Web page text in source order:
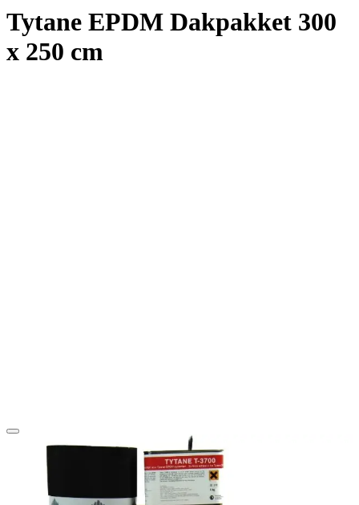
Tytane EPDM Dakpakket 300
x 250 cm